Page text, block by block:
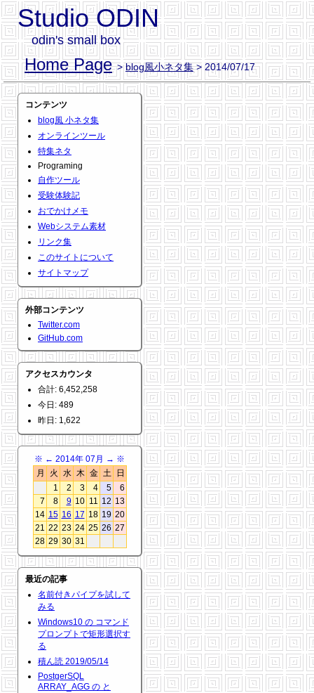
Studio ODIN
odin's small box
Home Page >blog風小ネタ集> 2014/07/17
コンテンツ
blog風 小ネタ集
オンラインツール
特集ネタ
Programing
自作ツール
受験体験記
おでかけメモ
Webシステム素材
リンク集
このサイトについて
サイトマップ
外部コンテンツ
Twitter.com
GitHub.com
アクセスカウンタ
合計: 6,452,258
今日: 489
昨日: 1,622
※ ← 2014年 07月 → ※
月
火 水 木 金 土
日
1
2 3 4 5
6
7
8 9 10 11 12 13
14 15 16 17 18 19 20
21 22 23 24 25 26 27
28 29 30 31
最近の記事
名前付きパイプを試して
みる
Windows10 の コマンド
プロンプトで矩形選択す
る
積ん読 2019/05/14
PostgerSQL
ARRAY_AGG の と